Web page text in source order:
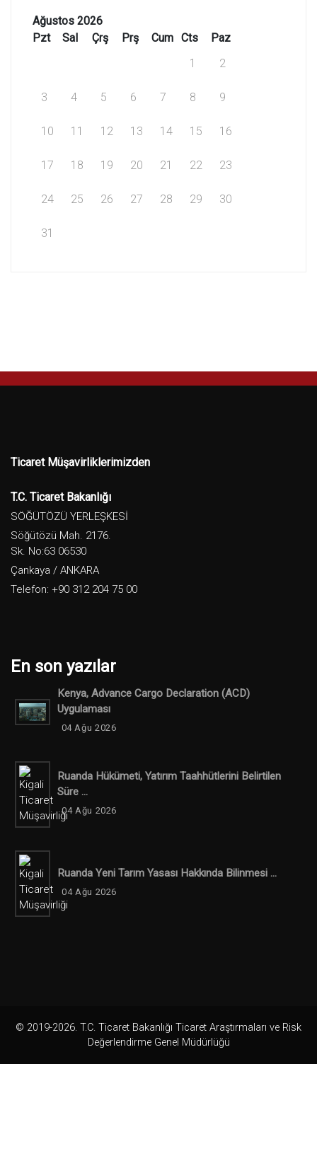
Ağustos 2026
Pzt
Sal Çrş Prş Cum Cts
Paz
1
2
3 4 5 6 7 8 9
10 11 12 13 14 15 16
17 18 19 20 21 22 23
24 25 26 27 28 29 30
31
Ticaret Müşavirliklerimizden
T.C. Ticaret Bakanlığı
SÖĞÜTÖZÜ YERLEŞKESİ
Söğütözü Mah. 2176.
Sk. No:63 06530
Çankaya / ANKARA
Telefon: +90 312 204 75 00
En son yazılar
Kenya, Advance Cargo Declaration (ACD)
Uygulaması
04 Ağu 2026
Ruanda Hükümeti, Yatırım Taahhütlerini Belirtilen
Süre ...
04 Ağu 2026
Ruanda Yeni Tarım Yasası Hakkında Bilinmesi ...
04 Ağu 2026
© 2019-2026. T.C. Ticaret Bakanlığı Ticaret Araştırmaları ve Risk
Değerlendirme Genel Müdürlüğü